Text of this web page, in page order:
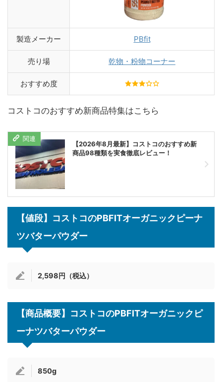
製造メーカー PBfit
売り場 乾物・粉物コーナー
おすすめ度
コストコのおすすめ新商品特集はこちら
【2026年8月最新】コストコのおすすめ新
商品98種類を実食徹底レビュー！
【値段】コストコのPBFITオーガニックピーナ
ツバターパウダー
2,598円（税込）
【商品概要】コストコのPBFITオーガニックピ
ーナツバターパウダー
850g